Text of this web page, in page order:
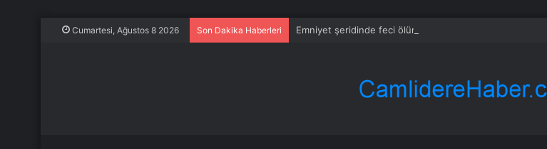
Cumartesi, Ağustos 8 2026 Son Dakika Haberleri Emniyet şeridinde feci ölüm: Servis şoförüne midibüs